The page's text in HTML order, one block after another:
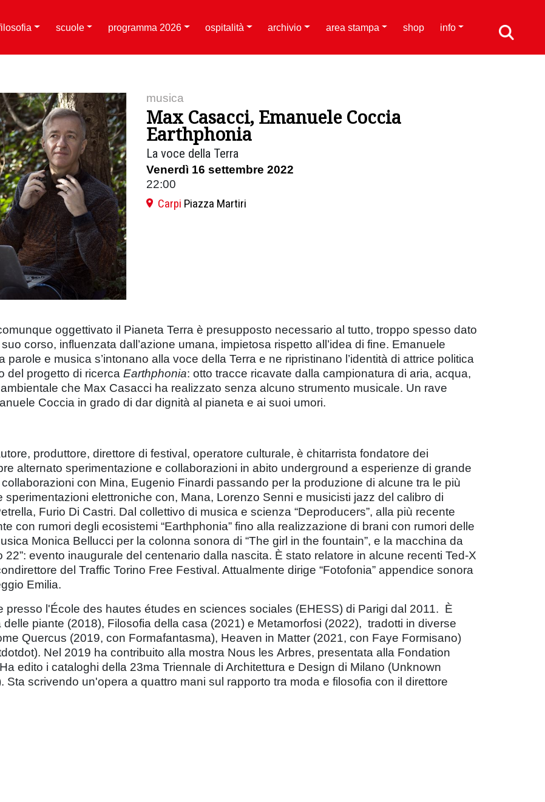
scuole programma 2026 ospitalità archivio area stampa shop info
musica
Max Casacci, Emanuele Coccia
Earthphonia
La voce della Terra
Venerdì 16 settembre 2022
22:00
Carpi Piazza Martiri
oggettivato il Pianeta Terra è presupposto necessario al tutto, troppo spesso dato
corso, influenzata dall’azione umana, impietosa rispetto all’idea di fine. Emanuele
e musica s’intonano alla voce della Terra e ne ripristinano l’identità di attrice politica
del progetto di ricerca Earthphonia: otto tracce ricavate dalla campionatura di aria, acqua,
che Max Casacci ha realizzato senza alcuno strumento musicale. Un rave
Coccia in grado di dar dignità al pianeta e ai suoi umori.
produttore, direttore di festival, operatore culturale, è chitarrista fondatore dei
alternato sperimentazione e collaborazioni in abito underground a esperienze di grande
con Mina, Eugenio Finardi passando per la produzione di alcune tra le più
elettroniche con, Mana, Lorenzo Senni e musicisti jazz del calibro di
Furio Di Castri. Dal collettivo di musica e scienza “Deproducers”, alla più recente
con rumori degli ecosistemi “Earthphonia” fino alla realizzazione di brani con rumori delle
Monica Bellucci per la colonna sonora di “The girl in the fountain”, e la macchina da
evento inaugurale del centenario dalla nascita. È stato relatore in alcune recenti Ted-X
del Traffic Torino Free Festival. Attualmente dirige “Fotofonia” appendice sonora
Emilia.
presso l'École des hautes études en sciences sociales (EHESS) di Parigi dal 2011. È
piante (2018), Filosofia della casa (2021) e Metamorfosi (2022), tradotti in diverse
Quercus (2019, con Formafantasma), Heaven in Matter (2021, con Faye Formisano)
Nel 2019 ha contribuito alla mostra Nous les Arbres, presentata alla Fondation
edito i cataloghi della 23ma Triennale di Architettura e Design di Milano (Unknown
Sta scrivendo un'opera a quattro mani sul rapporto tra moda e filosofia con il direttore